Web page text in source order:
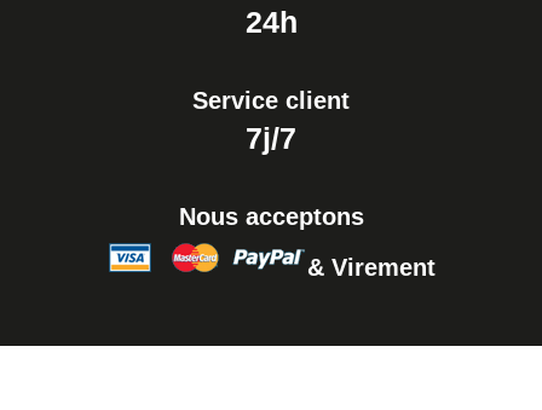
24h
Service client
7j/7
Nous acceptons
& Virement